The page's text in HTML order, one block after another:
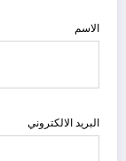
الاسم
البريد الالكتروني